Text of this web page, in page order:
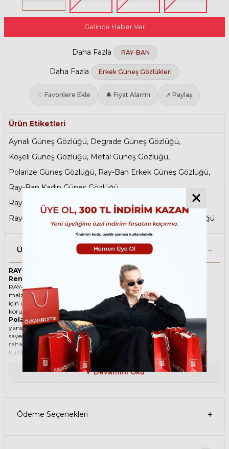
Gelince Haber Ver
Daha Fazla RAY-BAN
Daha Fazla Erkek Güneş Gözlükleri
♡ Favorilere Ekle 🔔 Fiyat Alarmı ↗ Paylaş
Ürün Etiketleri
Aynalı Güneş Gözlüğü, Degrade Güneş Gözlüğü,
Köşeli Güneş Gözlüğü, Metal Güneş Gözlüğü,
Polarize Güneş Gözlüğü, Ray-Ban Erkek Güneş Gözlüğü,
Ray-Ban Kadın Güneş Gözlüğü,
Ray-Ban Metal Güneş Gözlükleri
Ray-Ban Polarize Güneş Gözlükleri
Renkli Güneş Gözlüğü
Ürün Açıklaması
RAY-BAN Scuderia Ferrari 3703M F076A2 51 Polarize İki
Renk Unisex Güneş Gözlüğü
RAY-BAN ikonik Geometrik Metal güneş gözlüğü, tarzı ve kaliteli
malzemesi ile göz alıcı bir aksesuar. Hem erkekler hem de kadınlar
için uygun olan bu güneş gözlüğü, güneşin zararlı ışınlarından
korunmanızı sağlarken, stilinizi de yansıtır.
Polarize güneş gözlüğü
, güneş ışınlarının yatay yüzeylerden
yansımasını engelleyen özel bir filtre içeren bir gözlük türüdür. Bu
sayede, gözlerinizin parlama, yansıma, kamaşma gibi
rahatsızlıklardan korunmasını sağlar. Polarize güneş gözlüğü
kullanmak, hem görüş kalitenizi artırır hem de göz sağlığınızı korur.
Degradeli güneş gözlüğü
, camın üst kısmının koyu, alt kısmının
ise açık renkli olduğu bir güneş gözlüğü türüdür. Bu sayede, hem
güneş ışınlarının yüzünüze çarpmasını engeller hem de alt kısımdan
gelen ışığı daha net görmenizi sağlar. Degradeli güneş gözlüğü
bulunan güneş gözlüğüdür. Bu kaplama, güneş ışınlarının bir
kısmını geri yansıtarak gözleri korur ve parlama etkisini azaltır.
▼ Devamını Oku
Ödeme Seçenekleri